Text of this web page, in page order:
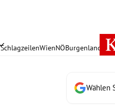
SchlagzeilenWienNÖBurgenland
Wählen